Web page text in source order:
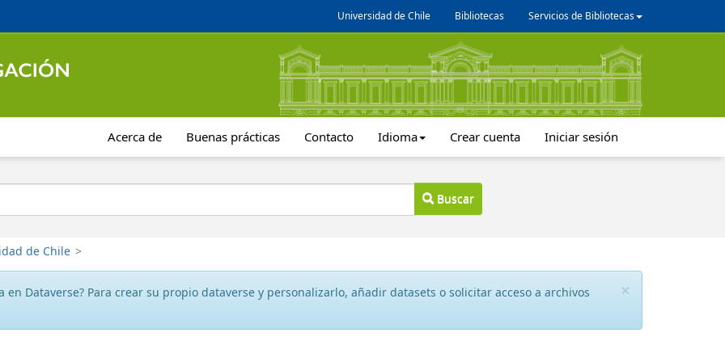
Universidad de Chile Bibliotecas Servicios de Bibliotecas
Acerca de Buenas prácticas Contacto Idioma Crear cuenta Iniciar sesión
Buscar
de Chile >
×
en Dataverse? Para crear su propio dataverse y personalizarlo, añadir datasets o solicitar acceso a archivos